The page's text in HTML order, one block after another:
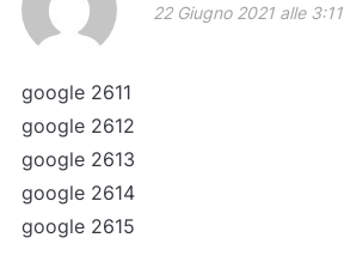
22 Giugno 2021 alle 3:11
google 2611
google 2612
google 2613
google 2614
google 2615